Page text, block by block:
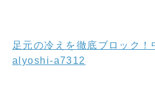
足元の冷えを徹底ブロック
alyoshi-a7312